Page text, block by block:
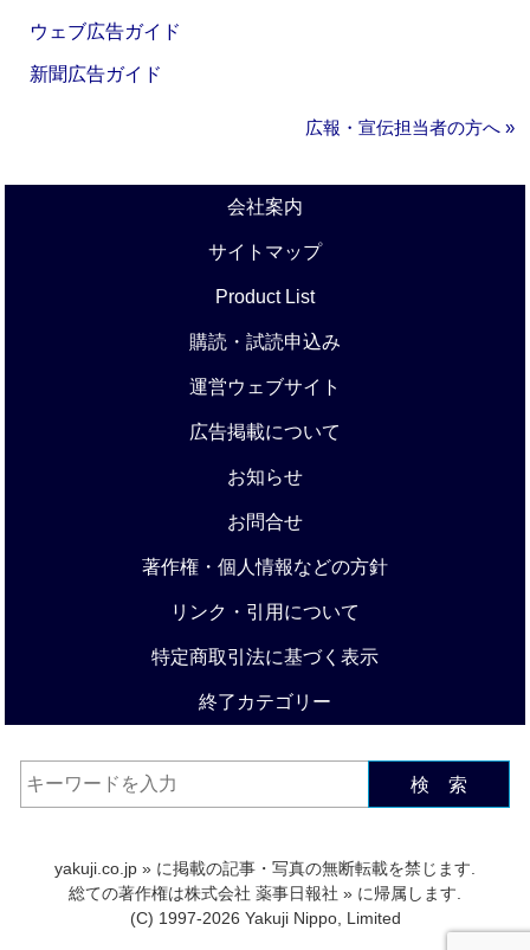
ウェブ広告ガイド
新聞広告ガイド
広報・宣伝担当者の方へ »
会社案内
サイトマップ
Product List
購読・試読申込み
運営ウェブサイト
広告掲載について
お知らせ
お問合せ
著作権・個人情報などの方針
リンク・引用について
特定商取引法に基づく表示
終了カテゴリー
検 索
yakuji.co.jp » に掲載の記事・写真の無断転載を禁じます.
総ての著作権は株式会社 薬事日報社 » に帰属します.
(C) 1997-2026 Yakuji Nippo, Limited